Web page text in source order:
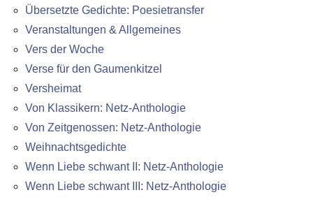
Übersetzte Gedichte: Poesietransfer
Veranstaltungen & Allgemeines
Vers der Woche
Verse für den Gaumenkitzel
Versheimat
Von Klassikern: Netz-Anthologie
Von Zeitgenossen: Netz-Anthologie
Weihnachtsgedichte
Wenn Liebe schwant II: Netz-Anthologie
Wenn Liebe schwant III: Netz-Anthologie